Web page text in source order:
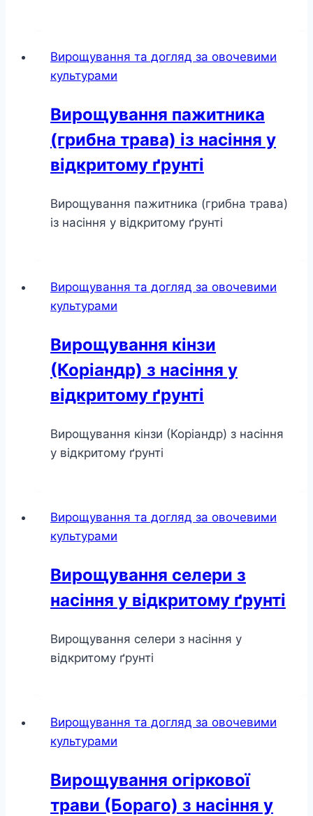
Вирощування та догляд за овочевими
культурами
Вирощування пажитника
(грибна трава) із насіння у
відкритому ґрунті
Вирощування пажитника (грибна трава)
із насіння у відкритому ґрунті
Вирощування та догляд за овочевими
культурами
Вирощування кінзи
(Коріандр) з насіння у
відкритому ґрунті
Вирощування кінзи (Коріандр) з насіння
у відкритому ґрунті
Вирощування та догляд за овочевими
культурами
Вирощування селери з
насіння у відкритому ґрунті
Вирощування селери з насіння у
відкритому ґрунті
Вирощування та догляд за овочевими
культурами
Вирощування огіркової
трави (Бораго) з насіння у